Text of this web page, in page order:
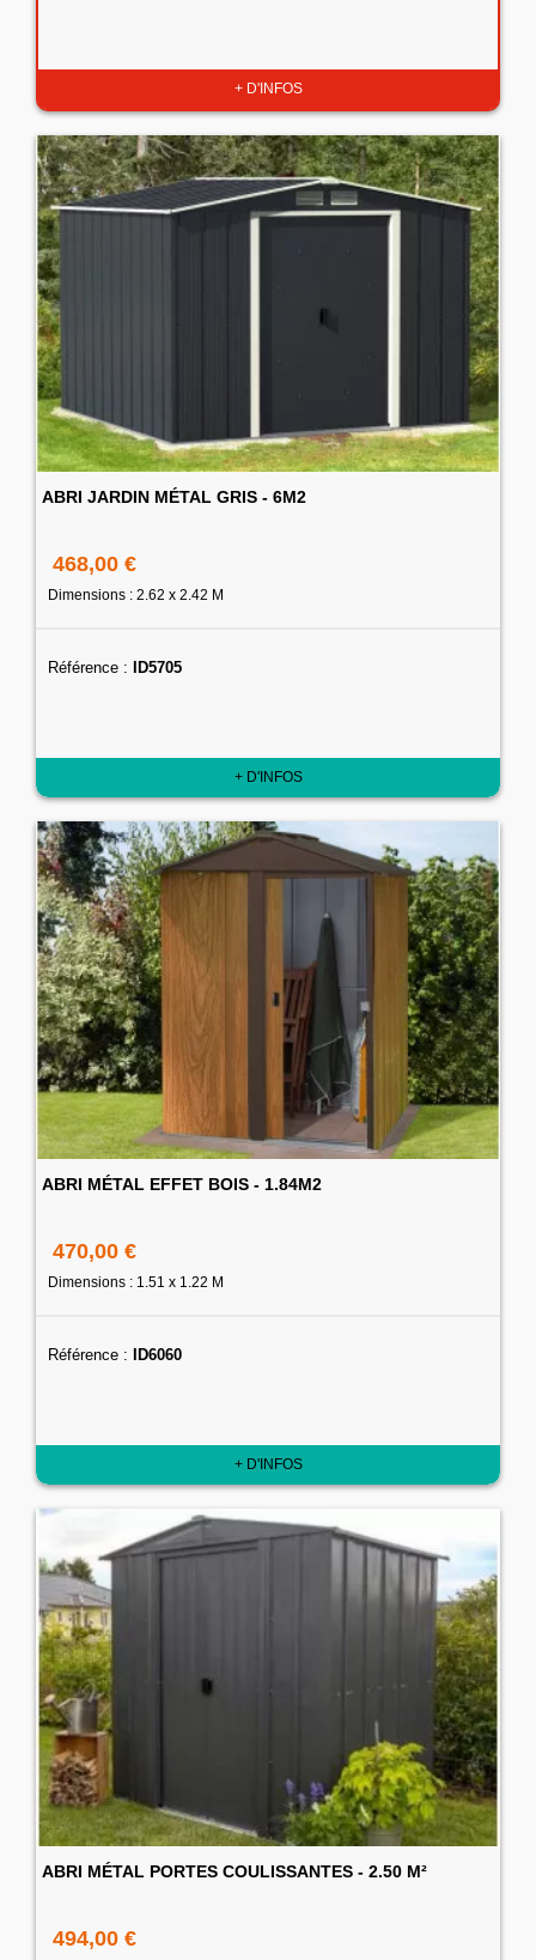
+ D'INFOS
ABRI JARDIN MÉTAL GRIS - 6M2
468,00 €
Dimensions : 2.62 x 2.42 M
Référence : ID5705
+ D'INFOS
ABRI MÉTAL EFFET BOIS - 1.84M2
470,00 €
Dimensions : 1.51 x 1.22 M
Référence : ID6060
+ D'INFOS
ABRI MÉTAL PORTES COULISSANTES - 2.50 M²
494,00 €